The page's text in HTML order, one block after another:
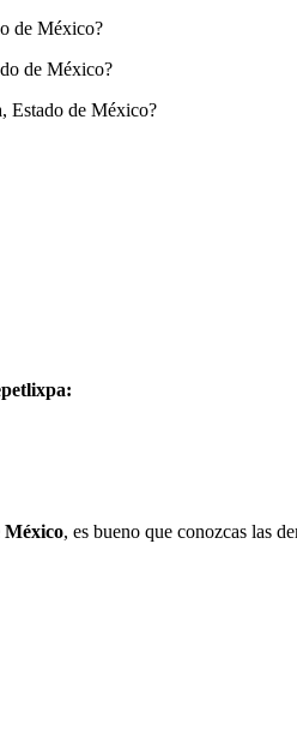
de México?
de México?
Estado de México?
México, es bueno que conozcas las